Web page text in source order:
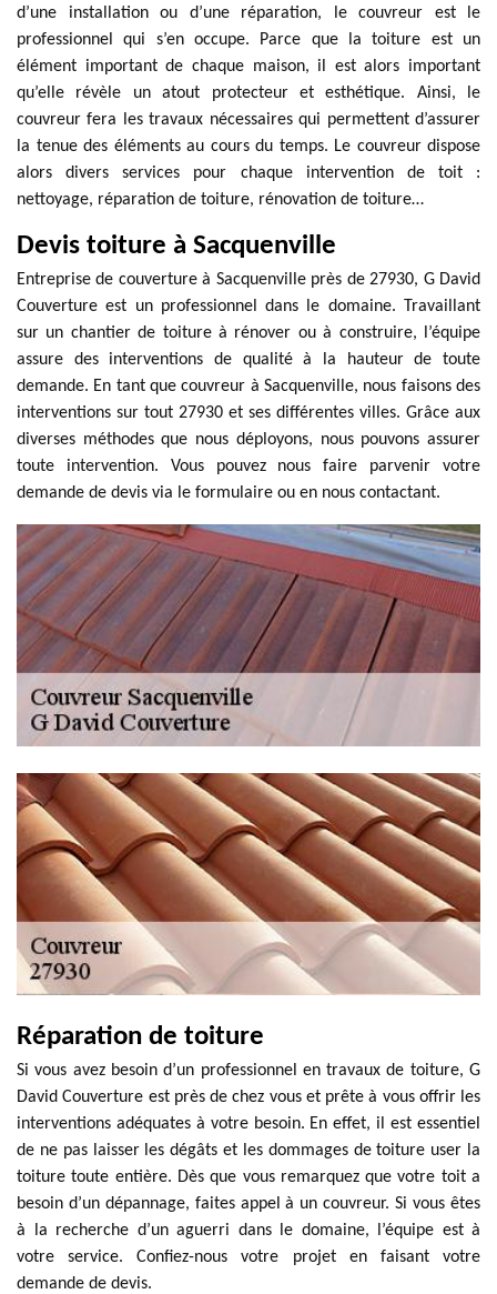
d’une installation ou d’une réparation, le couvreur est le
professionnel qui s’en occupe. Parce que la toiture est un
élément important de chaque maison, il est alors important
qu’elle révèle un atout protecteur et esthétique. Ainsi, le
couvreur fera les travaux nécessaires qui permettent d’assurer
la tenue des éléments au cours du temps. Le couvreur dispose
alors divers services pour chaque intervention de toit :
nettoyage, réparation de toiture, rénovation de toiture…
Devis toiture à Sacquenville
Entreprise de couverture à Sacquenville près de 27930, G David
Couverture est un professionnel dans le domaine. Travaillant
sur un chantier de toiture à rénover ou à construire, l’équipe
assure des interventions de qualité à la hauteur de toute
demande. En tant que couvreur à Sacquenville, nous faisons des
interventions sur tout 27930 et ses différentes villes. Grâce aux
diverses méthodes que nous déployons, nous pouvons assurer
toute intervention. Vous pouvez nous faire parvenir votre
demande de devis via le formulaire ou en nous contactant.
Réparation de toiture
Si vous avez besoin d’un professionnel en travaux de toiture, G
David Couverture est près de chez vous et prête à vous offrir les
interventions adéquates à votre besoin. En effet, il est essentiel
de ne pas laisser les dégâts et les dommages de toiture user la
toiture toute entière. Dès que vous remarquez que votre toit a
besoin d’un dépannage, faites appel à un couvreur. Si vous êtes
à la recherche d’un aguerri dans le domaine, l’équipe est à
votre service. Confiez-nous votre projet en faisant votre
demande de devis.